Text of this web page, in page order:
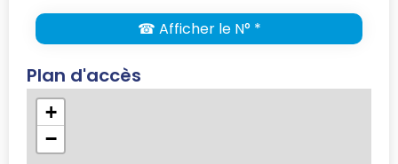
☎ Afficher le N° *
Plan d'accès
+
−